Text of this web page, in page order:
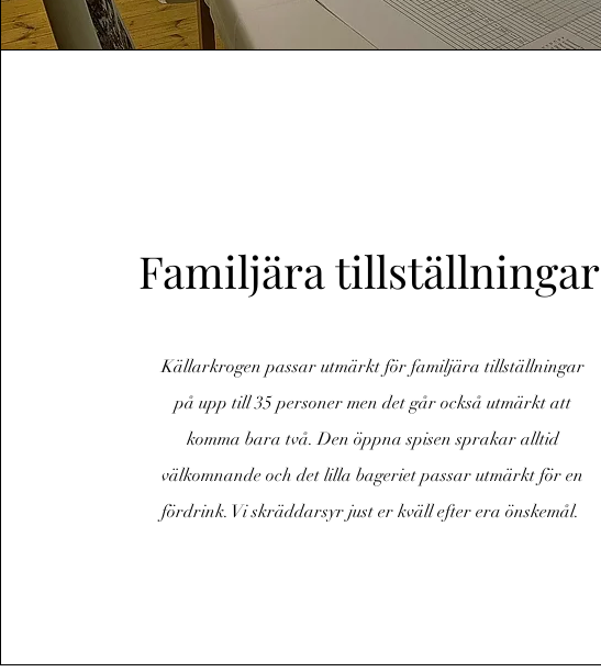
Familjära tillställningar
Källarkrogen passar utmärkt för familjära tillställningar
på upp till 35 personer men det går också utmärkt att
komma bara två. Den öppna spisen sprakar alltid
välkomnande och det lilla bageriet passar utmärkt för en
fördrink. Vi skräddarsyr just er kväll efter era önskemål.